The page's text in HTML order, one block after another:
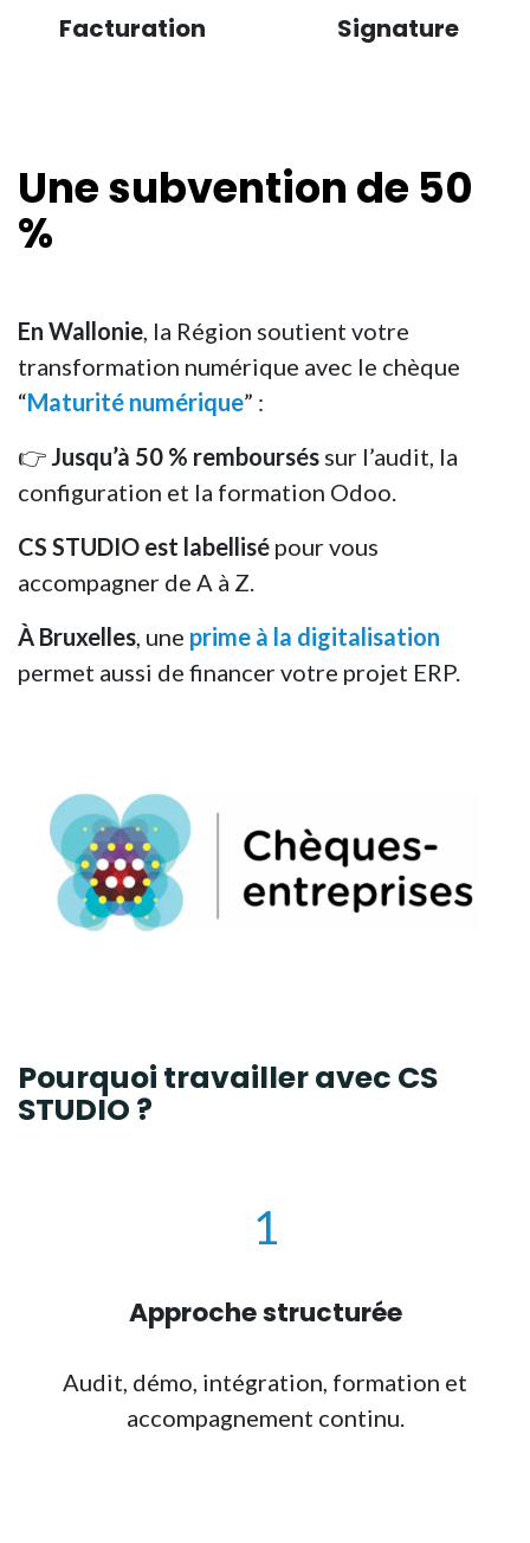
Facturation Signature
Unesubventionde 50
%
En Wallonie, la Région soutient votre
transformation numérique avec le chèque
“Maturité numérique” :
👉 Jusqu’à 50 % remboursés sur l’audit, la
configuration et la formation Odoo.
CS STUDIO est labellisé pour vous
accompagner de A à Z.
À Bruxelles, une prime à la digitalisation
permet aussi de financer votre projet ERP.
Pourquoi travailler avec CS
STUDIO ?
1
Approche structurée
Audit, démo, intégration, formation et
accompagnement continu.